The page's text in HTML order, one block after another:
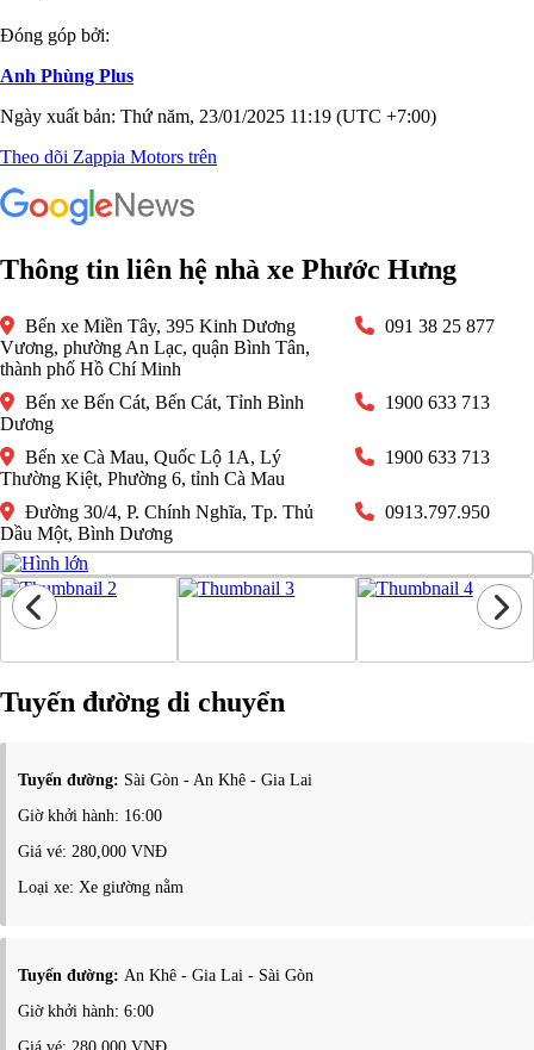
Đóng góp bởi:
Anh Phùng Plus
Ngày xuất bản: Thứ năm, 23/01/2025 11:19 (UTC +7:00)
Theo dõi Zappia Motors trên
Thông tin liên hệ nhà xe Phước Hưng
Bến xe Miền Tây, 395 Kinh Dương
Vương, phường An Lạc, quận Bình Tân,
thành phố Hồ Chí Minh
091 38 25 877
Bến xe Bến Cát, Bến Cát, Tỉnh Bình
Dương
1900 633 713
Bến xe Cà Mau, Quốc Lộ 1A, Lý
Thường Kiệt, Phường 6, tỉnh Cà Mau
1900 633 713
Đường 30/4, P. Chính Nghĩa, Tp. Thủ
Dầu Một, Bình Dương
0913.797.950
Tuyến đường di chuyển
Tuyến đường: Sài Gòn - An Khê - Gia Lai
Giờ khởi hành: 16:00
Giá vé: 280,000 VNĐ
Loại xe: Xe giường nằm
Tuyến đường: An Khê - Gia Lai - Sài Gòn
Giờ khởi hành: 6:00
Giá vé: 280,000 VNĐ